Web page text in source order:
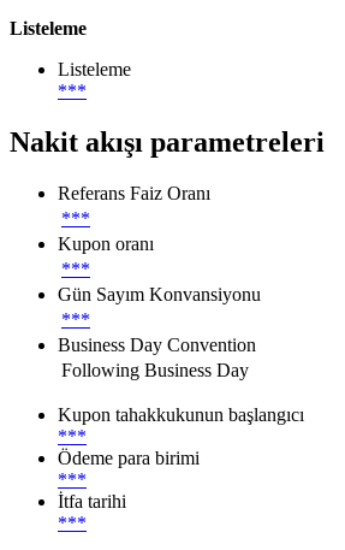
Listeleme
Listeleme
***
Nakit akışı parametreleri
Referans Faiz Oranı
***
Kupon oranı
***
Gün Sayım Konvansiyonu
***
Business Day Convention
Following Business Day
Kupon tahakkukunun başlangıcı
***
Ödeme para birimi
***
İtfa tarihi
***